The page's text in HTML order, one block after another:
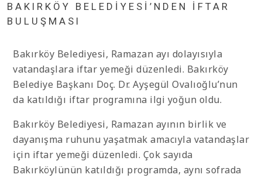
BAKIRKÖY BELEDİYESİ’NDEN İFTAR
BULUŞMASI
Bakırköy Belediyesi, Ramazan ayı dolayısıyla
vatandaşlara iftar yemeği düzenledi. Bakırköy
Belediye Başkanı Doç. Dr. Ayşegül Ovalıoğlu’nun
da katıldığı iftar programına ilgi yoğun oldu.
Bakırköy Belediyesi, Ramazan ayının birlik ve
dayanışma ruhunu yaşatmak amacıyla vatandaşlar
için iftar yemeği düzenledi. Çok sayıda
Bakırköylünün katıldığı programda, aynı sofrada